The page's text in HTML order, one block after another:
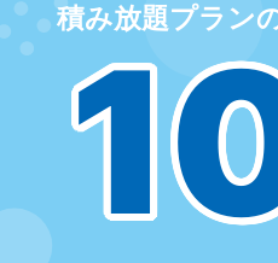
積み放題プラン